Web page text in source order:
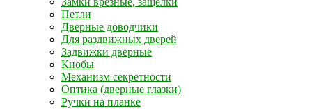
Петли
Дверные доводчики
Для раздвижных дверей
Задвижки дверные
Кнобы
Механизм секретности
Оптика (дверные глазки)
Ручки на планке